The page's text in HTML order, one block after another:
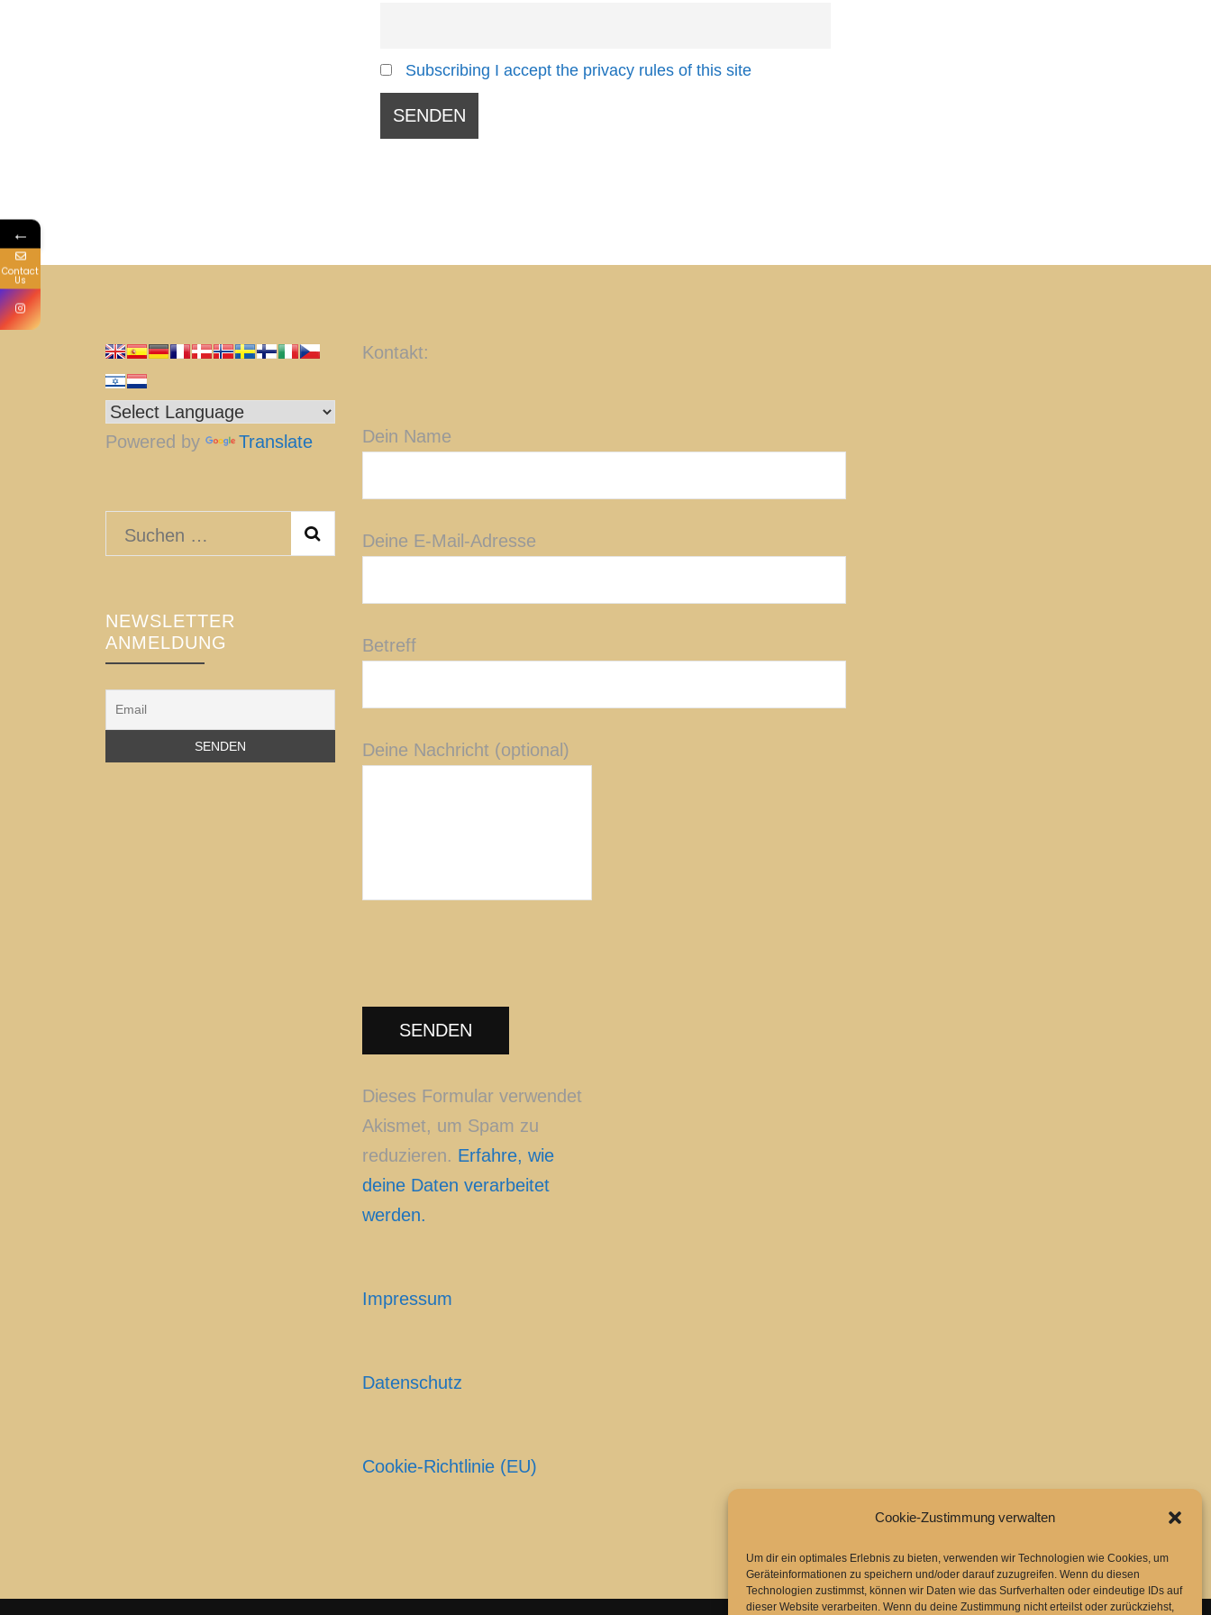
Cookie-Zustimmung verwalten
Um dir ein optimales Erlebnis zu bieten, verwenden wir Technologien wie Cookies, um
Geräteinformationen zu speichern und/oder darauf zuzugreifen. Wenn du diesen
Technologien zustimmst, können wir Daten wie das Surfverhalten oder eindeutige IDs auf
dieser Website verarbeiten. Wenn du deine Zustimmung nicht erteilst oder zurückziehst,
Subscribing I accept the privacy rules of this site
Powered by Translate
Suchen
NEWSLETTER
ANMELDUNG
Kontakt:
Dein Name
Deine E-Mail-Adresse
Betreff
Deine Nachricht (optional)
Dieses Formular verwendet
Akismet, um Spam zu
reduzieren. Erfahre, wie
deine Daten verarbeitet
werden.
Impressum
Datenschutz
Cookie-Richtlinie (EU)
←
Contact
Us